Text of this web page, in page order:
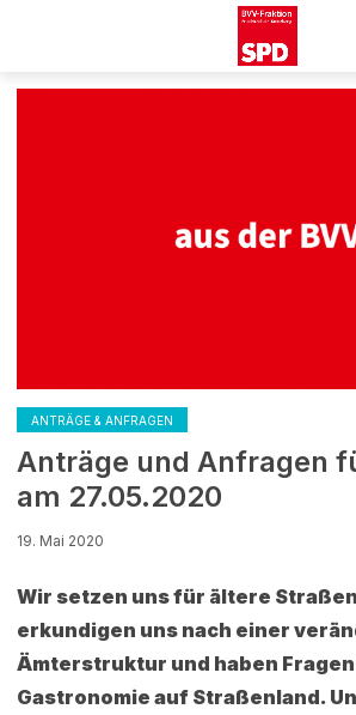
ANTRÄGE & ANFRAGEN
Anträge und Anfragen
am 27.05.2020
19. Mai 2020
Wir setzen uns für ältere
erkundigen uns nach einer
Ämterstruktur und haben
Gastronomie auf Straßenland.